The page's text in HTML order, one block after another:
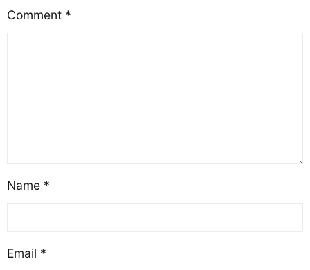
дозволяє навчатися з
Comment *
Name *
Email *